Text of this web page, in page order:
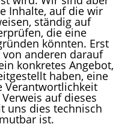
Inhalte, auf die wir
ständig auf
die eine
könnten. Erst
anderen darauf
konkretes Angebot,
haben, eine
Verantwortlichkeit
auf dieses
uns dies technisch
ist.